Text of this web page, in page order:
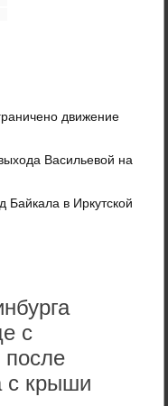
движение
Васильевой на
Байкала в Иркутской
с
с крыши